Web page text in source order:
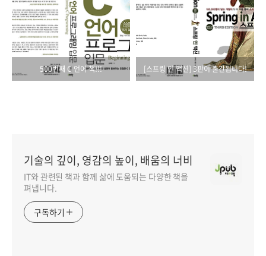
500번째 C 언어 책!!! [스프링 인 액션] 3판이 출간됩니다!
기술의 깊이, 영감의 높이, 배움의 너비
IT와 관련된 책과 함께 삶에 도움되는 다양한 책을
펴냅니다.
구독하기